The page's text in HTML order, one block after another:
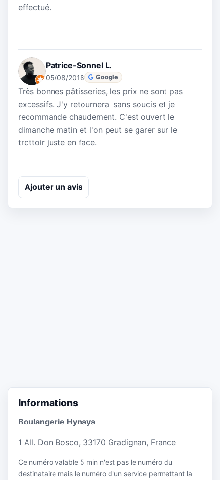
effectué.
Patrice-Sonnel L.
05/08/2018 Google
Très bonnes pâtisseries, les prix ne sont pas
excessifs. J'y retournerai sans soucis et je
recommande chaudement. C'est ouvert le
dimanche matin et l'on peut se garer sur le
trottoir juste en face.
Ajouter un avis
Informations
Boulangerie Hynaya
1 All. Don Bosco, 33170 Gradignan, France
Ce numéro valable 5 min n'est pas le numéro du
destinataire mais le numéro d'un service permettant la